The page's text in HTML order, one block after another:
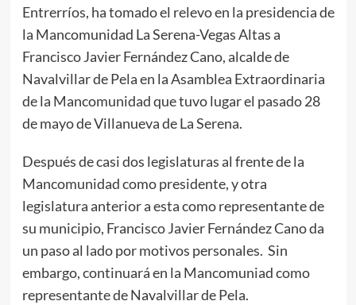
Entrerríos, ha tomado el relevo en la presidencia de
la Mancomunidad La Serena-Vegas Altas a
Francisco Javier Fernández Cano, alcalde de
Navalvillar de Pela en la Asamblea Extraordinaria
de la Mancomunidad que tuvo lugar el pasado 28
de mayo de Villanueva de La Serena.
Después de casi dos legislaturas al frente de la
Mancomunidad como presidente, y otra
legislatura anterior a esta como representante de
su municipio, Francisco Javier Fernández Cano da
un paso al lado por motivos personales. Sin
embargo, continuará en la Mancomuniad como
representante de Navalvillar de Pela.